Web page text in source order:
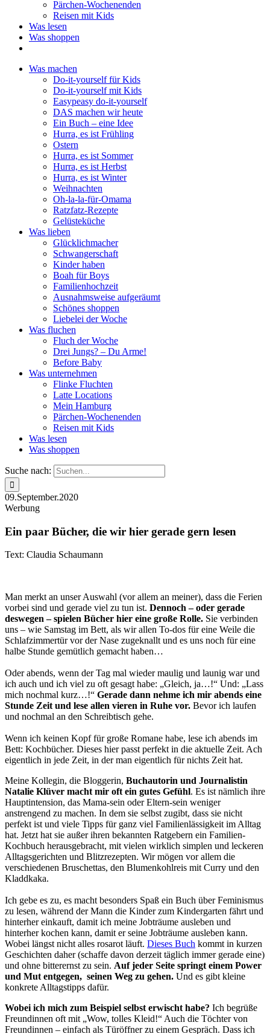
Pärchen-Wochenenden
Reisen mit Kids
Was lesen
Was shoppen
Was machen
Do-it-yourself für Kids
Do-it-yourself mit Kids
Easypeasy do-it-yourself
DAS machen wir heute
Ein Buch – eine Idee
Hurra, es ist Frühling
Ostern
Hurra, es ist Sommer
Hurra, es ist Herbst
Hurra, es ist Winter
Weihnachten
Oh-la-la-für-Omama
Ratzfatz-Rezepte
Gelüsteküche
Was lieben
Glücklichmacher
Schwangerschaft
Kinder haben
Boah für Boys
Familienhochzeit
Ausnahmsweise aufgeräumt
Schönes shoppen
Liebelei der Woche
Was fluchen
Fluch der Woche
Drei Jungs? – Du Arme!
Before Baby
Was unternehmen
Flinke Fluchten
Latte Locations
Mein Hamburg
Pärchen-Wochenenden
Reisen mit Kids
Was lesen
Was shoppen
Suche nach:
09.September.2020
Werbung
Ein paar Bücher, die wir hier gerade gern lesen
Text: Claudia Schaumann
Man merkt an unser Auswahl (vor allem an meiner), dass die Ferien
vorbei sind und gerade viel zu tun ist. Dennoch – oder gerade
deswegen – spielen Bücher hier eine große Rolle. Sie verbinden
uns – wie Samstag im Bett, als wir allen To-dos für eine Weile die
Schlafzimmertür vor der Nase zugeknallt und es uns noch für eine
halbe Stunde gemütlich gemacht haben…
Oder abends, wenn der Tag mal wieder maulig und launig war und
ich auch und ich viel zu oft gesagt habe: „Gleich, ja…!“ Und: „Lass
mich nochmal kurz…!“ Gerade dann nehme ich mir abends eine
Stunde Zeit und lese allen vieren in Ruhe vor. Bevor ich laufen
und nochmal an den Schreibtisch gehe.
Wenn ich keinen Kopf für große Romane habe, lese ich abends im
Bett: Kochbücher. Dieses hier passt perfekt in die aktuelle Zeit. Ach
eigentlich in jede Zeit, in der man eigentlich für nichts Zeit hat.
Meine Kollegin, die Bloggerin, Buchautorin und Journalistin
Natalie Klüver macht mir oft ein gutes Gefühl. Es ist nämlich ihre
Hauptintension, das Mama-sein oder Eltern-sein weniger
anstrengend zu machen. In dem sie selbst zugibt, dass sie nicht
perfekt ist und viele Tipps für ganz viel Familienlässigkeit im Alltag
hat. Jetzt hat sie außer ihren bekannten Ratgebern ein Familien-
Kochbuch herausgebracht, mit vielen wirklich simplen und leckeren
Alltagsgerichten und Blitzrezepten. Wir mögen vor allem die
verschiedenen Bruschettas, den Blumenkohlreis mit Curry und den
Kladdkaka.
Ich gebe es zu, es macht besonders Spaß ein Buch über Feminismus
zu lesen, während der Mann die Kinder zum Kindergarten fährt und
hinterher einkauft, damit ich meine Jobträume ausleben und
hinterher kochen kann, damit er seine Jobträume ausleben kann.
Wobei längst nicht alles rosarot läuft. Dieses Buch kommt in kurzen
Geschichten daher (schaffe davon derzeit täglich immer gerade eine)
und ohne bitterernst zu sein. Auf jeder Seite springt einem Power
und Mut entgegen, seinen Weg zu gehen. Und es gibt kleine
konkrete Alltagstipps dafür.
Wobei ich mich zum Beispiel selbst erwischt habe? Ich begrüße
Freundinnen oft mit „Wow, tolles Kleid!“ Auch die Töchter von
Freundinnen – einfach als Türöffner zu einem Gespräch. Dass ich